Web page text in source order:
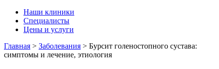
Наши клиники
Специалисты
Цены и услуги
Главная > Заболевания > Бурсит голеностопного сустава:
симптомы и лечение, этиология